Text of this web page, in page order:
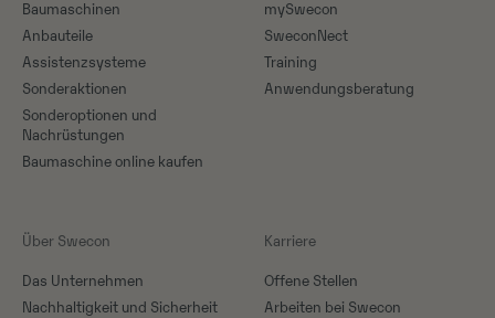
Baumaschinen
Anbauteile
Assistenzsysteme
Sonderaktionen
Sonderoptionen und
Nachrüstungen
Baumaschine online kaufen
mySwecon
SweconNect
Training
Anwendungsberatung
Über Swecon
Das Unternehmen
Nachhaltigkeit und Sicherheit
Karriere
Offene Stellen
Arbeiten bei Swecon